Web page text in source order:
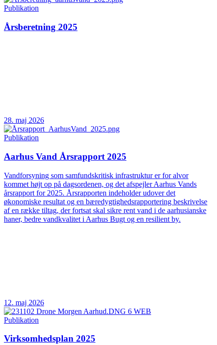
Publikation
Årsberetning 2025
28. maj 2026
Publikation
Aarhus Vand Årsrapport 2025
Vandforsyning som samfundskritisk infrastruktur er for alvor
kommet højt op på dagsordenen, og det afspejler Aarhus Vands
årsrapport for 2025. Årsrapporten indeholder udover det
økonomiske resultat og en bæredygtighedsrapportering beskrivelse
af en række tiltag, der fortsat skal sikre rent vand i de aarhusianske
haner, bedre vandkvalitet i Aarhus Bugt og en resilient by.
12. maj 2026
Publikation
Virksomhedsplan 2025